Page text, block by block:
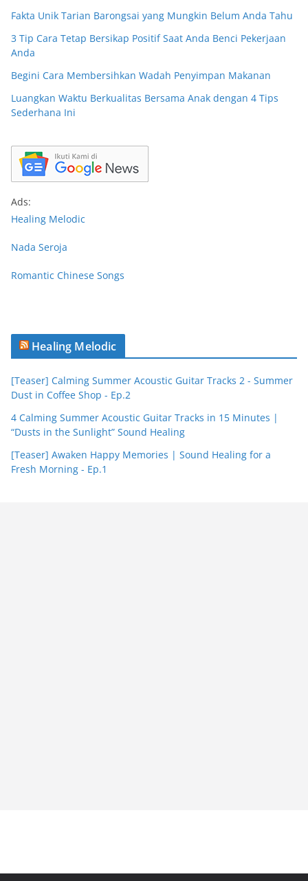
Fakta Unik Tarian Barongsai yang Mungkin Belum Anda Tahu
3 Tip Cara Tetap Bersikap Positif Saat Anda Benci Pekerjaan
Anda
Begini Cara Membersihkan Wadah Penyimpan Makanan
Luangkan Waktu Berkualitas Bersama Anak dengan 4 Tips
Sederhana Ini
Ads:
Healing Melodic
Nada Seroja
Romantic Chinese Songs
Healing Melodic
[Teaser] Calming Summer Acoustic Guitar Tracks 2 - Summer
Dust in Coffee Shop - Ep.2
4 Calming Summer Acoustic Guitar Tracks in 15 Minutes |
“Dusts in the Sunlight” Sound Healing
[Teaser] Awaken Happy Memories | Sound Healing for a
Fresh Morning - Ep.1